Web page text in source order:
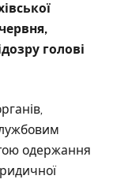
голові
одержання